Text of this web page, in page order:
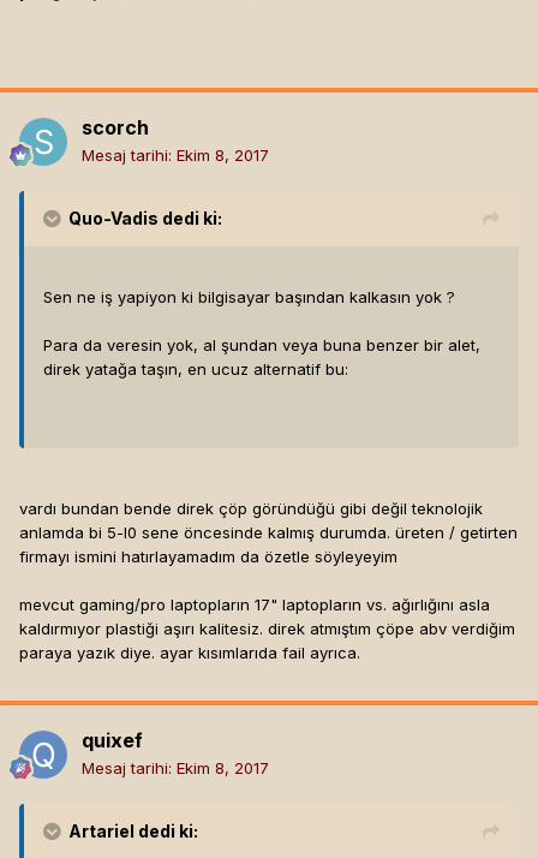
scorch
Mesaj tarihi: Ekim 8, 2017
Quo-Vadis dedi ki:
Sen ne iş yapiyon ki bilgisayar başından kalkasın yok ?
Para da veresin yok, al şundan veya buna benzer bir alet,
direk yatağa taşın, en ucuz alternatif bu:
vardı bundan bende direk çöp göründüğü gibi değil teknolojik
anlamda bi 5-l0 sene öncesinde kalmış durumda. üreten / getirten
firmayı ismini hatırlayamadım da özetle söyleyeyim
mevcut gaming/pro laptopların 17" laptopların vs. ağırlığını asla
kaldırmıyor plastiği aşırı kalitesiz. direk atmıştım çöpe abv verdiğim
paraya yazık diye. ayar kısımlarıda fail ayrıca.
quixef
Mesaj tarihi: Ekim 8, 2017
Artariel dedi ki: